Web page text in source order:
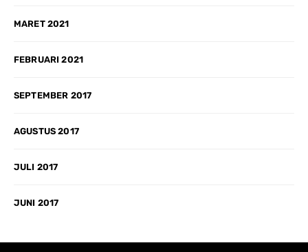
MARET 2021
FEBRUARI 2021
SEPTEMBER 2017
AGUSTUS 2017
JULI 2017
JUNI 2017